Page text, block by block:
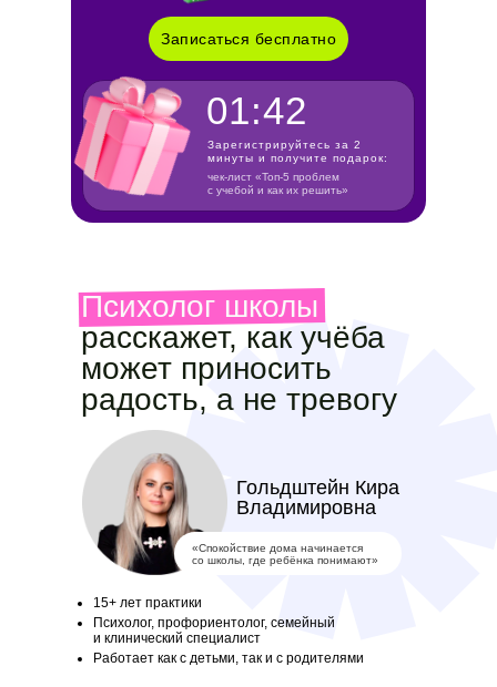
Записаться бесплатно
01:42
чек-лист «Топ-5 проблем
с учебой и как их решить­»
Зарегистрируйтесь за 2
минуты и получите подарок:
Психолог школы
расскажет, как учёба
может приносить
радость, а не тревогу
«Спокойствие дома начинается
со школы, где ребёнка понимают»
Гольдштейн Кира
Владимировна
Работает как с детьми, так и с родителями
Психолог, профориентолог, семейный
и клинический специалист
15+ лет практики